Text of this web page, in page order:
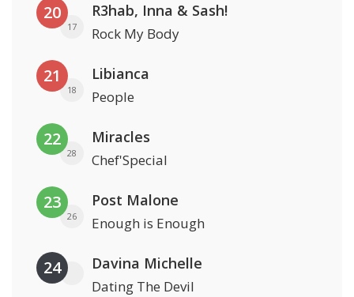
20
17
R3hab, Inna & Sash!
Rock My Body
21
18
Libianca
People
22
28
Miracles
Chef'Special
23
26
Post Malone
Enough is Enough
24 Davina Michelle
Dating The Devil